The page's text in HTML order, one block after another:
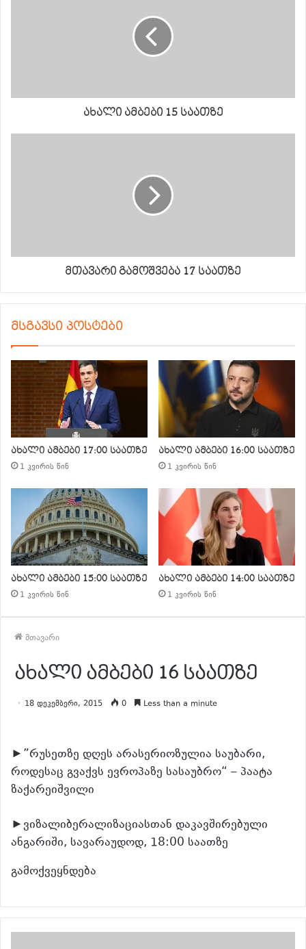
ახალი ამბები 15 საათზე
მთავარი გამოშვება 17 საათზე
მსგავსი პოსტები
ახალი ამბები 17:00 საათზე
1 კვირის წინ
ახალი ამბები 16:00 საათზე
1 კვირის წინ
ახალი ამბები 15:00 საათზე
1 კვირის წინ
ახალი ამბები 14:00 საათზე
1 კვირის წინ
მთავარი
ახალი ამბები 16 საათზე
18 დეკემბერი, 2015 0 Less than a minute
►”რუსეთზე დღეს არასერიოზულია საუბარი,
როდესაც გვაქვს ევროპაზე სასაუბრო“ – პაატა
ზაქარეიშვილი
►ვიზალიბერალიზაციასთან დაკავშირებული
ანგარიში, სავარაუდოდ, 18:00 საათზე
გამოქვეყნდება